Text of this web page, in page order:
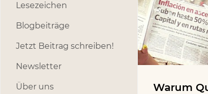
Lesezeichen
Blogbeiträge
Jetzt Beitrag schreiben!
Newsletter
Über uns Warum